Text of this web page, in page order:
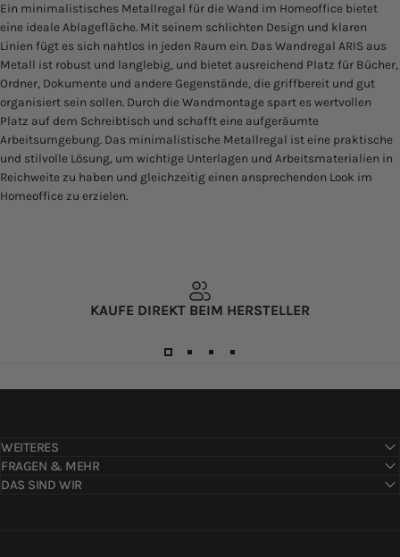
Ein minimalistisches Metallregal für die Wand im Homeoffice bietet
eine ideale Ablagefläche. Mit seinem schlichten Design und klaren
Linien fügt es sich nahtlos in jeden Raum ein. DasWandregal ARIS aus
Metall ist robust und langlebig, und bietet ausreichend Platz für Bücher,
Ordner, Dokumente und andere Gegenstände, die griffbereit und gut
organisiert sein sollen. Durch die Wandmontage spart es wertvollen
Platz auf dem Schreibtisch und schafft eine aufgeräumte
Arbeitsumgebung. Das minimalistische Metallregal ist eine praktische
und stilvolle Lösung, um wichtige Unterlagen und Arbeitsmaterialien in
Reichweite zu haben und gleichzeitig einen ansprechenden Look im
Homeoffice zu erzielen.
KAUFE DIREKT BEIM HERSTELLER
WEITERES
FRAGEN & MEHR
DAS SIND WIR